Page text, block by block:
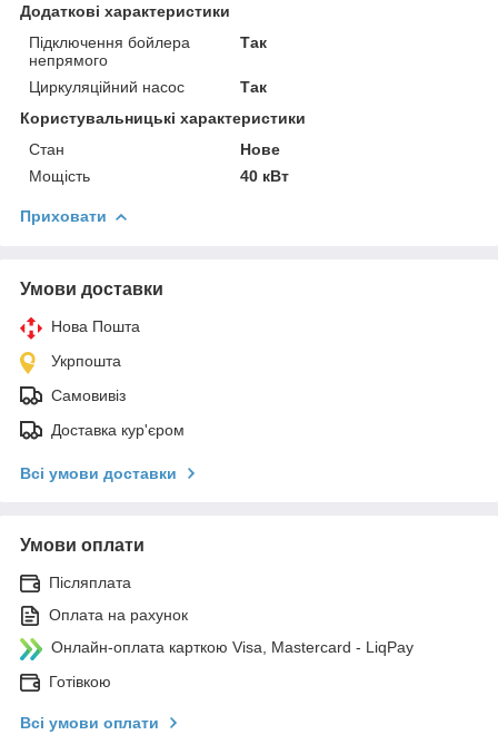
Додаткові характеристики
Підключення бойлера
непрямого
Так
Циркуляційний насос
Так
Користувальницькі характеристики
Стан
Нове
Мощість
40 кВт
Приховати
Умови доставки
Нова Пошта
Укрпошта
Самовивіз
Доставка кур'єром
Всі умови доставки
Умови оплати
Післяплата
Оплата на рахунок
Онлайн-оплата карткою Visa, Mastercard - LiqPay
Готівкою
Всі умови оплати